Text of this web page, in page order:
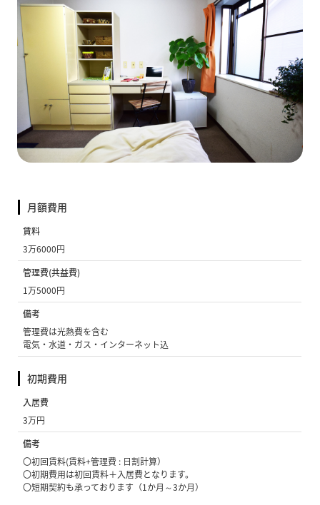
月額費用
賃料
3万6000円
管理費(共益費)
1万5000円
備考
管理費は光熱費を含む
電気・水道・ガス・インターネット込
初期費用
入居費
3万円
備考
〇初回賃料(賃料+管理費 : 日割計算）
〇初期費用は初回賃料＋入居費となります。
〇短期契約も承っております（1か月～3か月）